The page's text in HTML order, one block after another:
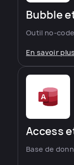
Bubble
Outil no-code
En savoir plus
Access
Base de